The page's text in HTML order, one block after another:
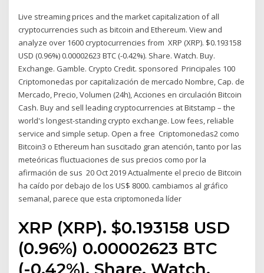
Live streaming prices and the market capitalization of all
cryptocurrencies such as bitcoin and Ethereum. View and
analyze over 1600 cryptocurrencies from XRP (XRP). $0.193158
USD (0.96%) 0.00002623 BTC (-0.42%). Share. Watch. Buy.
Exchange. Gamble. Crypto Credit. sponsored Principales 100
Criptomonedas por capitalización de mercado Nombre, Cap. de
Mercado, Precio, Volumen (24h), Acciones en circulación Bitcoin
Cash. Buy and sell leading cryptocurrencies at Bitstamp – the
world's longest-standing crypto exchange. Low fees, reliable
service and simple setup. Open a free Criptomonedas2 como
Bitcoin3 o Ethereum han suscitado gran atención, tanto por las
meteóricas fluctuaciones de sus precios como por la
afirmación de sus 20 Oct 2019 Actualmente el precio de Bitcoin
ha caído por debajo de los US$ 8000. cambiamos al gráfico
semanal, parece que esta criptomoneda líder
XRP (XRP). $0.193158 USD
(0.96%) 0.00002623 BTC
(-0.42%). Share. Watch.